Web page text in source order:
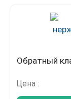
Обратный
Цена :